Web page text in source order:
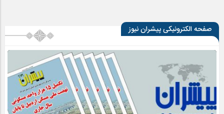
صفحه الکترونیکی پیشران نیوز